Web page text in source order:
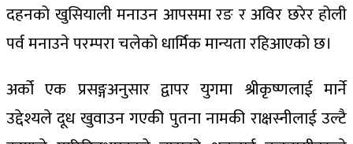
दहनको खुसियाली मनाउन आपसमा रङ र अविर छरेर होली
पर्व मनाउने परम्परा चलेको धार्मिक मान्यता रहिआएको छ।
अर्को एक प्रसङ्गअनुसार द्वापर युगमा श्रीकृष्णलाई मार्ने
उद्देश्यले दूध खुवाउन गएकी पुतना नामकी राक्षस्नीलाई उल्टै